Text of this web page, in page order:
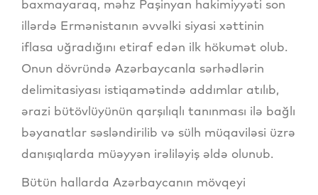
baxmayaraq, məhz Paşinyan hakimiyyəti son
illərdə Ermənistanın əvvəlki siyasi xəttinin
iflasa uğradığını etiraf edən ilk hökumət olub.
Onun dövründə Azərbaycanla sərhədlərin
delimitasiyası istiqamətində addımlar atılıb,
ərazi bütövlüyünün qarşılıqlı tanınması ilə bağlı
bəyanatlar səsləndirilib və sülh müqaviləsi üzrə
danışıqlarda müəyyən irəliləyiş əldə olunub.
Bütün hallarda Azərbaycanın mövqeyi